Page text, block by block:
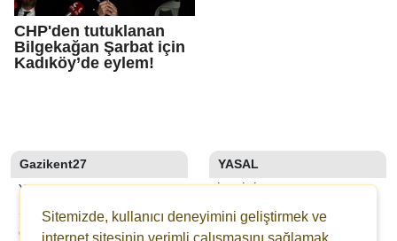
CHP'den tutuklanan
Bilgekağan Şarbat için
Kadıköy’de eylem!
Gazikent27
YAZARLAR
SON DAKİKA
GALERİLER
YASAL
İLETIŞIM
KÜNYE
YAYIN İLKELERI
Sitemizde, kullanıcı deneyimini geliştirmek ve
internet sitesinin verimli çalışmasını sağlamak